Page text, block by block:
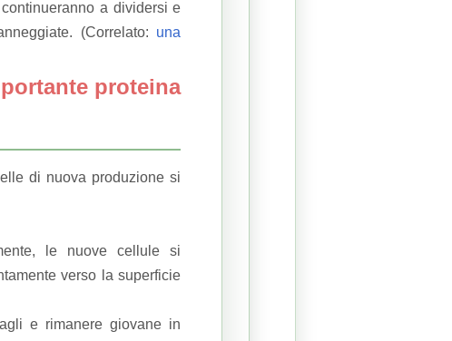
a dividersi e
(Correlato: una
proteina
di nuova produzione si
le nuove cellule si
verso la superficie
e rimanere giovane in